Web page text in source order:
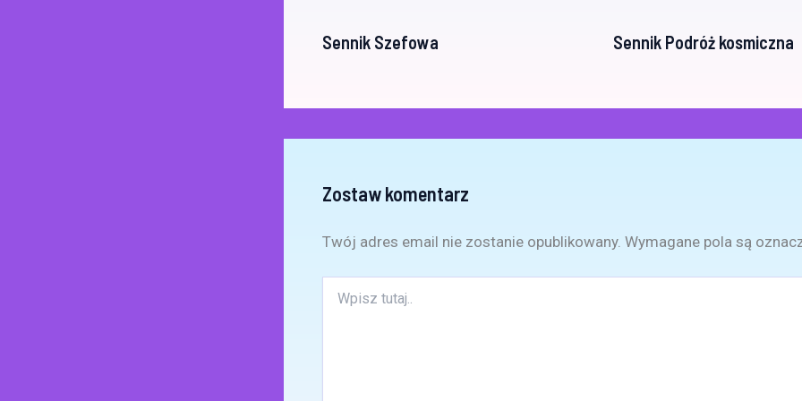
Sennik Szefowa Sennik Podróż kosmiczna
Zostaw komentarz
Twój adres email nie zostanie opublikowany. Wymagane pola są
tutaj..